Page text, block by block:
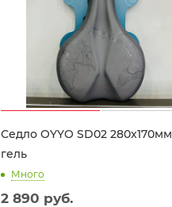
Седло OYYO SD02 280x170мм
гель
Много
2 890 руб.